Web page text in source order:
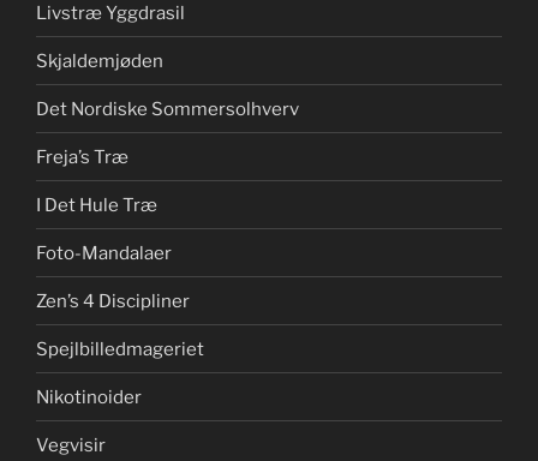
Livstræ Yggdrasil
Skjaldemjøden
Det Nordiske Sommersolhverv
Freja’s Træ
I Det Hule Træ
Foto-Mandalaer
Zen’s 4 Discipliner
Spejlbilledmageriet
Nikotinoider
Vegvisir